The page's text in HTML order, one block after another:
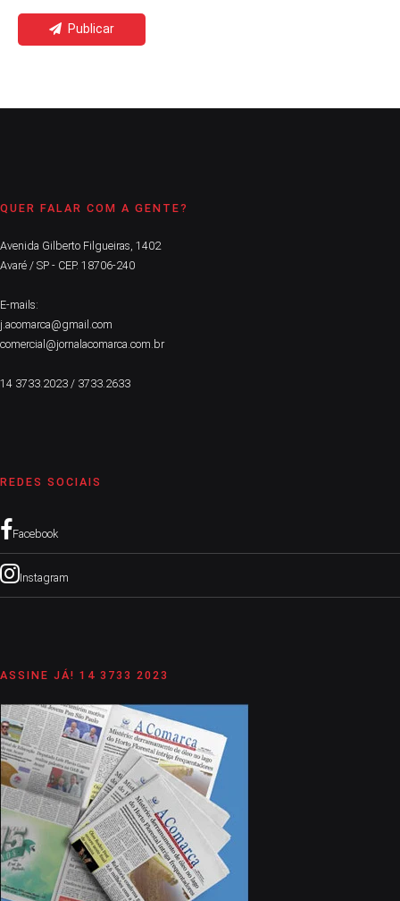
Publicar
QUER FALAR COM A GENTE?
Avenida Gilberto Filgueiras, 1402
Avaré / SP - CEP. 18706-240
E-mails:
j.acomarca@gmail.com
comercial@jornalacomarca.com.br
14 3733.2023 / 3733.2633
REDES SOCIAIS
Facebook
Instagram
ASSINE JÁ! 14 3733 2023